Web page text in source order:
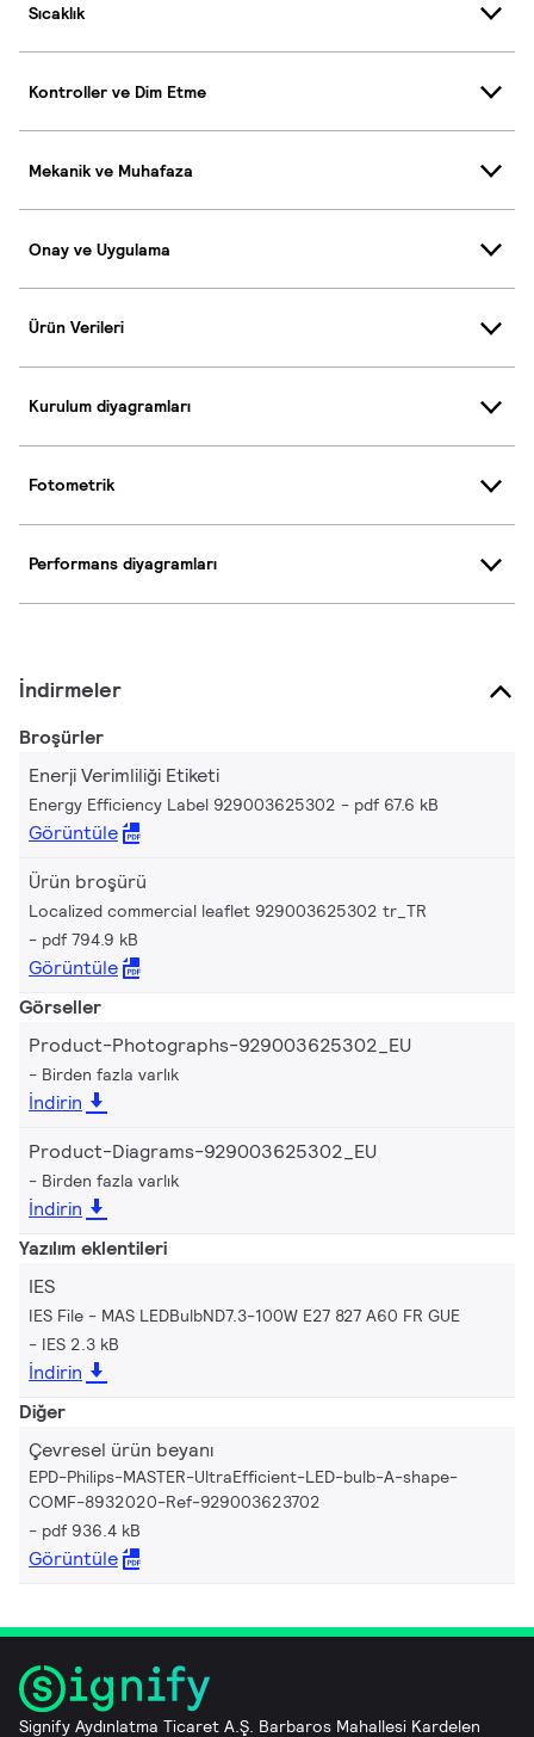
Sıcaklık
Kontroller ve Dim Etme
Mekanik ve Muhafaza
Onay ve Uygulama
Ürün Verileri
Kurulum diyagramları
Fotometrik
Performans diyagramları
İndirmeler
Broşürler
Enerji Verimliliği Etiketi
Energy Efficiency Label 929003625302 pdf 67.6 kB
Görüntüle
Ürün broşürü
Localized commercial leaflet 929003625302 tr_TR
pdf 794.9 kB
Görüntüle
Görseller
Product-Photographs-929003625302_EU
Birden fazla varlık
İndirin
Product-Diagrams-929003625302_EU
Birden fazla varlık
İndirin
Yazılım eklentileri
IES
IES File - MAS LEDBulbND7.3-100W E27 827 A60 FR GUE
IES 2.3 kB
İndirin
Diğer
Çevresel ürün beyanı
EPD-Philips-MASTER-UltraEfficient-LED-bulb-A-shape-
COMF-8932020-Ref-929003623702
pdf 936.4 kB
Görüntüle
Signify Aydınlatma Ticaret A.Ş. Barbaros Mahallesi Kardelen